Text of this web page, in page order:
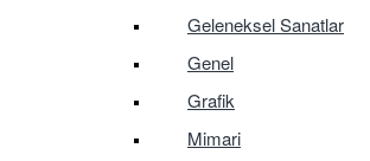
Geleneksel Sanatlar
Genel
Grafik
Mimari